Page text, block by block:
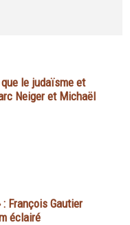
le judaïsme et
Neiger et Michaël
François Gautier
éclairé